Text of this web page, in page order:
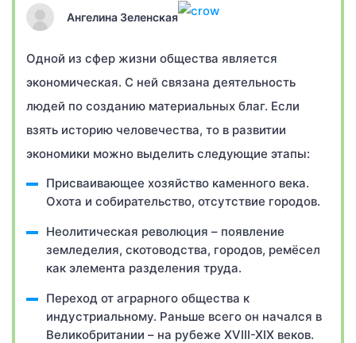
Ангелина Зеленская
Одной из сфер жизни общества является
экономическая. С ней связана деятельность
людей по созданию материальных благ. Если
взять историю человечества, то в развитии
экономики можно выделить следующие этапы:
Присваивающее хозяйство каменного века.
Охота и собирательство, отсутствие городов.
Неолитическая революция – появление
земледелия, скотоводства, городов, ремёсел
как элемента разделения труда.
Переход от аграрного общества к
индустриальному. Раньше всего он начался в
Великобритании – на рубеже XVIII-XIX веков.